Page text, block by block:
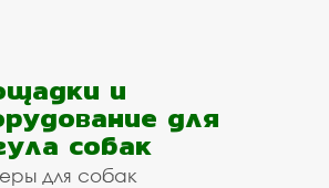
и
для
собак
для собак